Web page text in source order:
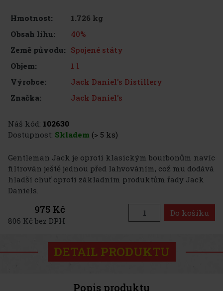
Hmotnost:
1.726 kg
Obsah lihu:
40%
Země původu: Spojené státy
Objem:
1 l
Výrobce:
Jack Daniel's Distillery
Značka:
Jack Daniel's
Náš kód: 102630
Dostupnost: Skladem (> 5 ks)
Gentleman Jack je oproti klasickým bourbonům navíc
filtrován ještě jednou před lahvováním, což mu dodává
hladší chuť oproti základním produktům řady Jack
Daniels.
975 Kč
806 Kč bez DPH
Do košíku
DETAIL PRODUKTU
Popis produktu